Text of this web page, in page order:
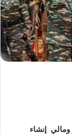
ومالي إنشاء